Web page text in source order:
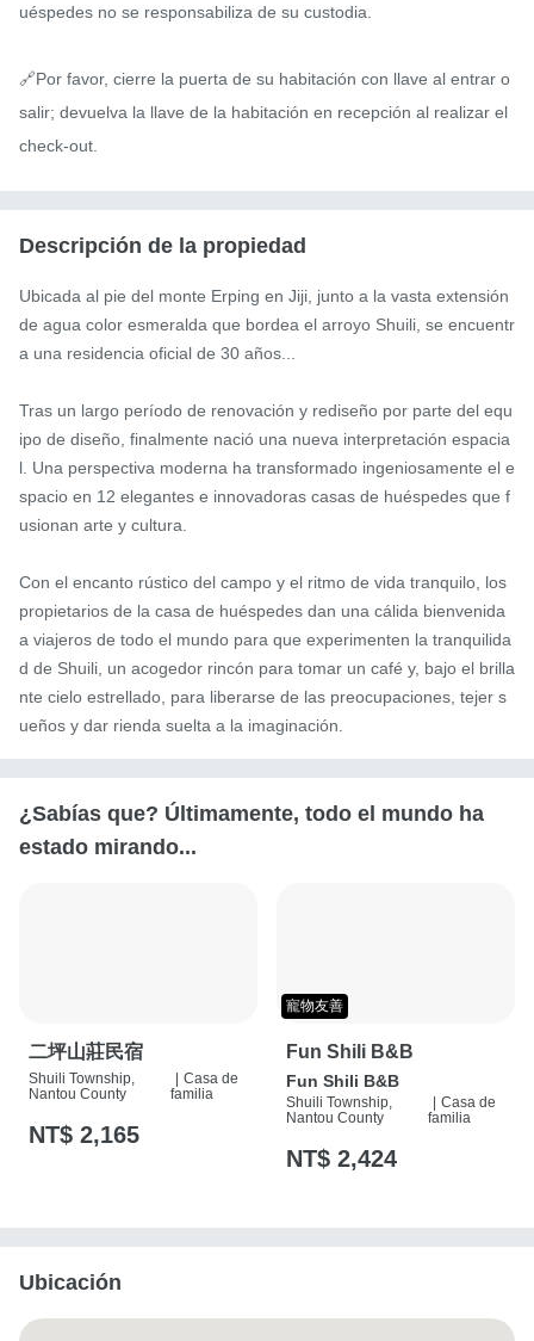
uéspedes no se responsabiliza de su custodia.
🔗Por favor, cierre la puerta de su habitación con llave al entrar o
salir; devuelva la llave de la habitación en recepción al realizar el
check-out.
Descripción de la propiedad
Ubicada al pie del monte Erping en Jiji, junto a la vasta extensión
de agua color esmeralda que bordea el arroyo Shuili, se encuentr
a una residencia oficial de 30 años...
Tras un largo período de renovación y rediseño por parte del equ
ipo de diseño, finalmente nació una nueva interpretación espacia
l. Una perspectiva moderna ha transformado ingeniosamente el e
spacio en 12 elegantes e innovadoras casas de huéspedes que f
usionan arte y cultura.
Con el encanto rústico del campo y el ritmo de vida tranquilo, los
propietarios de la casa de huéspedes dan una cálida bienvenida
a viajeros de todo el mundo para que experimenten la tranquilida
d de Shuili, un acogedor rincón para tomar un café y, bajo el brilla
nte cielo estrellado, para liberarse de las preocupaciones, tejer s
ueños y dar rienda suelta a la imaginación.
¿Sabías que? Últimamente, todo el mundo ha
estado mirando...
二坪山莊民宿
Shuili Township,
Nantou County
Casa de
familia
NT$ 2,165
寵物友善
Fun Shili B&B
Fun Shili B&B
Shuili Township,
Nantou County
Casa de
familia
NT$ 2,424
Ubicación